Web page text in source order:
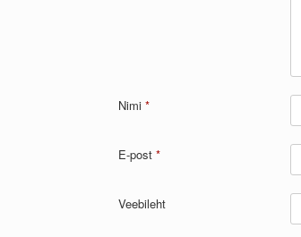
Nimi *
E-post *
Veebileht